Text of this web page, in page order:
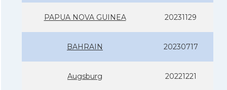
PAPUA NOVA GUINEA 20231129
BAHRAIN 20230717
Augsburg 20221221